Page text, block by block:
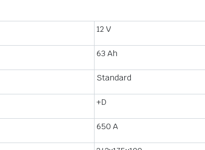
12 V
63 Ah
Standard
+D
650 A